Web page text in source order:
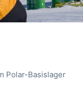
Polar-Basislager